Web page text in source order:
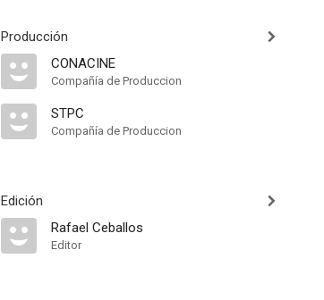
Producción
CONACINE
Compañía de Produccion
STPC
Compañía de Produccion
Edición
Rafael Ceballos
Editor